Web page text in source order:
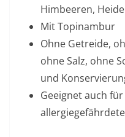
Himbeeren,
Mit Topinambur
Ohne Getreide,
ohne Salz, ohne
und
Geeignet auch